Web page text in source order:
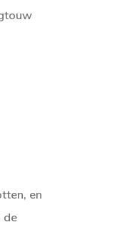
en
de